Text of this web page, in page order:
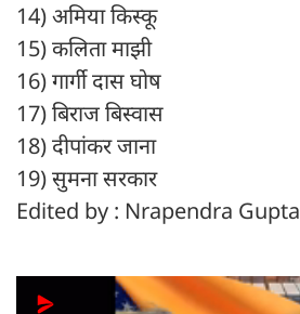
14) अमिया किस्कू
15) कलिता माझी
16) गार्गी दास घोष
17) बिराज बिस्वास
18) दीपांकर जाना
19) सुमना सरकार
Edited by : Nrapendra Gupta